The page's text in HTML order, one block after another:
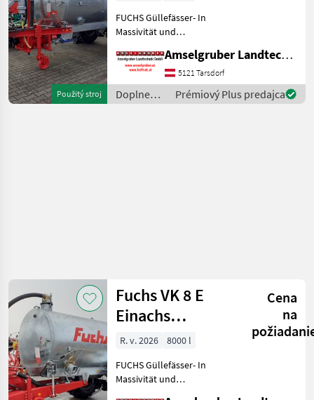
Použitý stroj
FUCHS Güllefässer- In
Massivität und
(Stärkste Materialstärken +
Beste Materialen und Beste
Komponenten der
führenden TOP Hersteller!)
Amselgruber Landtechnik GmbH
5121 Tarsdorf
Doplnenie
živin a
Prémiový Plus predajca
Fuchs VK 8 E
Einachs
Amselgruber
Edition
Cena
na
R. v. 2026
8000 l
FUCHS Güllefässer- In
Massivität und